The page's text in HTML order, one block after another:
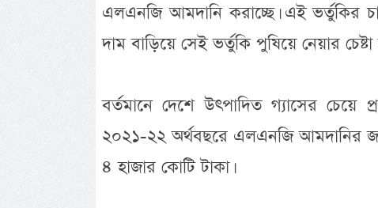
এলএনজি আমদানি করাচ্ছে। এই ভর্তুকির
দাম বাড়িয়ে সেই ভর্তুকি পুষিয়ে নেয়ার চেষ্টা
বর্তমানে দেশে উৎপাদিত গ্যাসের
২০২১-২২ অর্থবছরে এলএনজি আমদানির
৪ হাজার কোটি টাকা।